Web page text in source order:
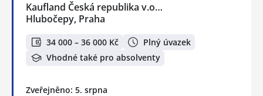
Kaufland Česká republika v.o…
Hlubočepy, Praha
34 000 – 36 000 Kč
Plný úvazek
Vhodné také pro absolventy
Zveřejněno: 5. srpna